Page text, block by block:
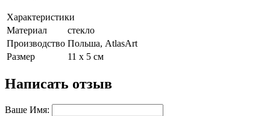
Характеристики
Материал
стекло
Производство Польша, AtlasArt
Размер
11 х 5 см
Написать отзыв
Ваше Имя: